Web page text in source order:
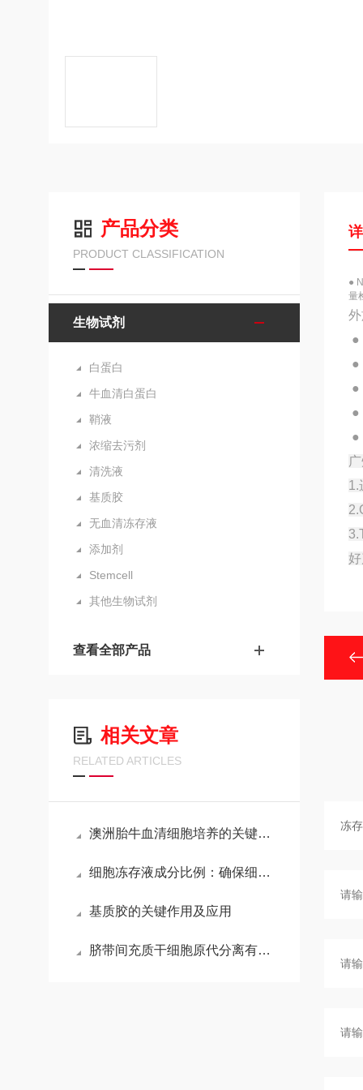
产品分类
PRODUCT CLASSIFICATION
生物试剂
白蛋白
牛血清白蛋白
鞘液
浓缩去污剂
清洗液
基质胶
无血清冻存液
添加剂
Stemcell
其他生物试剂
查看全部产品
相关文章
RELATED ARTICLES
澳洲胎牛血清细胞培养的关键营养源
细胞冻存液成分比例：确保细胞存活的关键
基质胶的关键作用及应用
脐带间充质干细胞原代分离有困难？不妨看看这篇文章......
●
量
●
●
●
●
●
1.